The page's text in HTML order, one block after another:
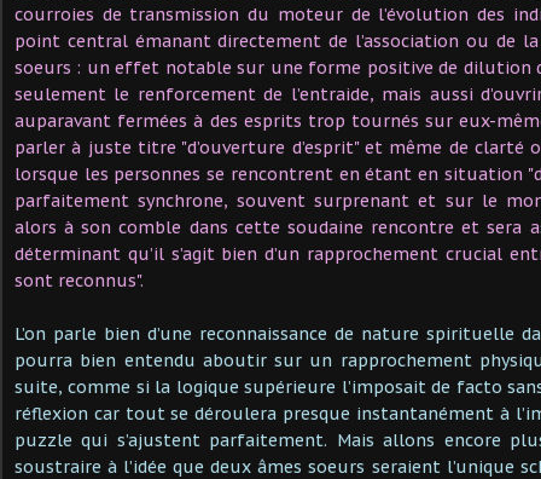
courroies de transmission du moteur de l’évolution des
point central émanant directement de l’association ou de
soeurs : un effet notable sur une forme positive de dilution
seulement le renforcement de l’entraide, mais aussi
auparavant fermées à des esprits trop tournés sur eux-
parler à juste titre "d’ouverture d’esprit" et même de clarté
lorsque les personnes se rencontrent en étant en situation
parfaitement synchrone, souvent surprenant et sur le
alors à son comble dans cette soudaine rencontre et sera
déterminant qu’il s’agit bien d’un rapprochement crucial
sont reconnus".
L’on parle bien d’une reconnaissance de nature spirituelle
pourra bien entendu aboutir sur un rapprochement
suite, comme si la logique supérieure l’imposait de facto
réflexion car tout se déroulera presque instantanément à
puzzle qui s’ajustent parfaitement. Mais allons encore
soustraire à l’idée que deux âmes soeurs seraient l’unique